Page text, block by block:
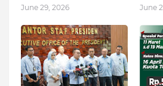
June 29, 2026 June